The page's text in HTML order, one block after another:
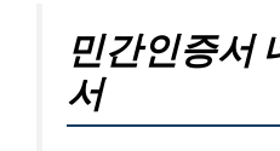
민간인증서
서